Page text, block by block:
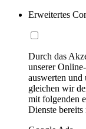
Erweitertes
Durch das
unserer
auswerten und
gleichen wir
mit folgenden
Dienste bereits